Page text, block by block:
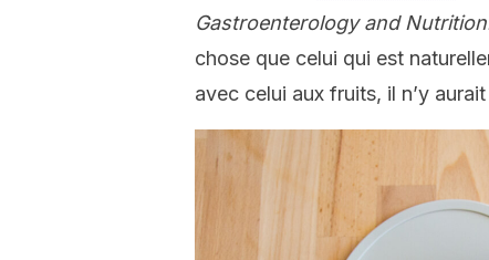
Gastroenterology and
chose que celui qui est
avec celui aux fruits, il n’y